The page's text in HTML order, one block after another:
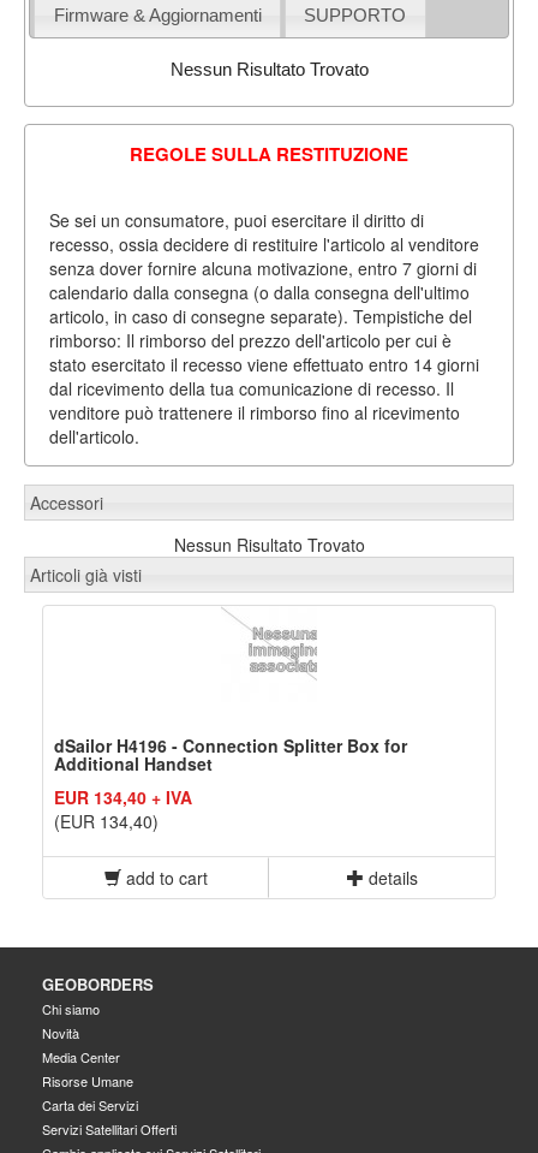
Firmware & Aggiornamenti SUPPORTO
Nessun Risultato Trovato
REGOLE SULLA RESTITUZIONE
Se sei un consumatore, puoi esercitare il diritto di
recesso, ossia decidere di restituire l'articolo al venditore
senza dover fornire alcuna motivazione, entro 7 giorni di
calendario dalla consegna (o dalla consegna dell'ultimo
articolo, in caso di consegne separate). Tempistiche del
rimborso: Il rimborso del prezzo dell'articolo per cui è
stato esercitato il recesso viene effettuato entro 14 giorni
dal ricevimento della tua comunicazione di recesso. Il
venditore può trattenere il rimborso fino al ricevimento
dell'articolo.
Accessori
Nessun Risultato Trovato
Articoli già visti
dSailor H4196 - Connection Splitter Box for
Additional Handset
EUR 134,40 + IVA
(EUR 134,40)
add to cart details
GEOBORDERS
Chi siamo
Novità
Media Center
Risorse Umane
Carta dei Servizi
Servizi Satellitari Offerti